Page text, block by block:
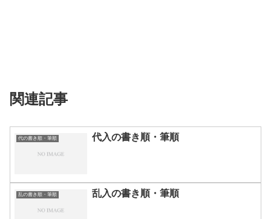
関連記事
代の書き順・筆順 代入の書き順・筆順
乱の書き順・筆順 乱入の書き順・筆順